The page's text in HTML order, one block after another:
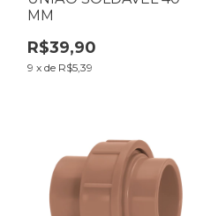
MM
R$39,90
9 x de R$5,39